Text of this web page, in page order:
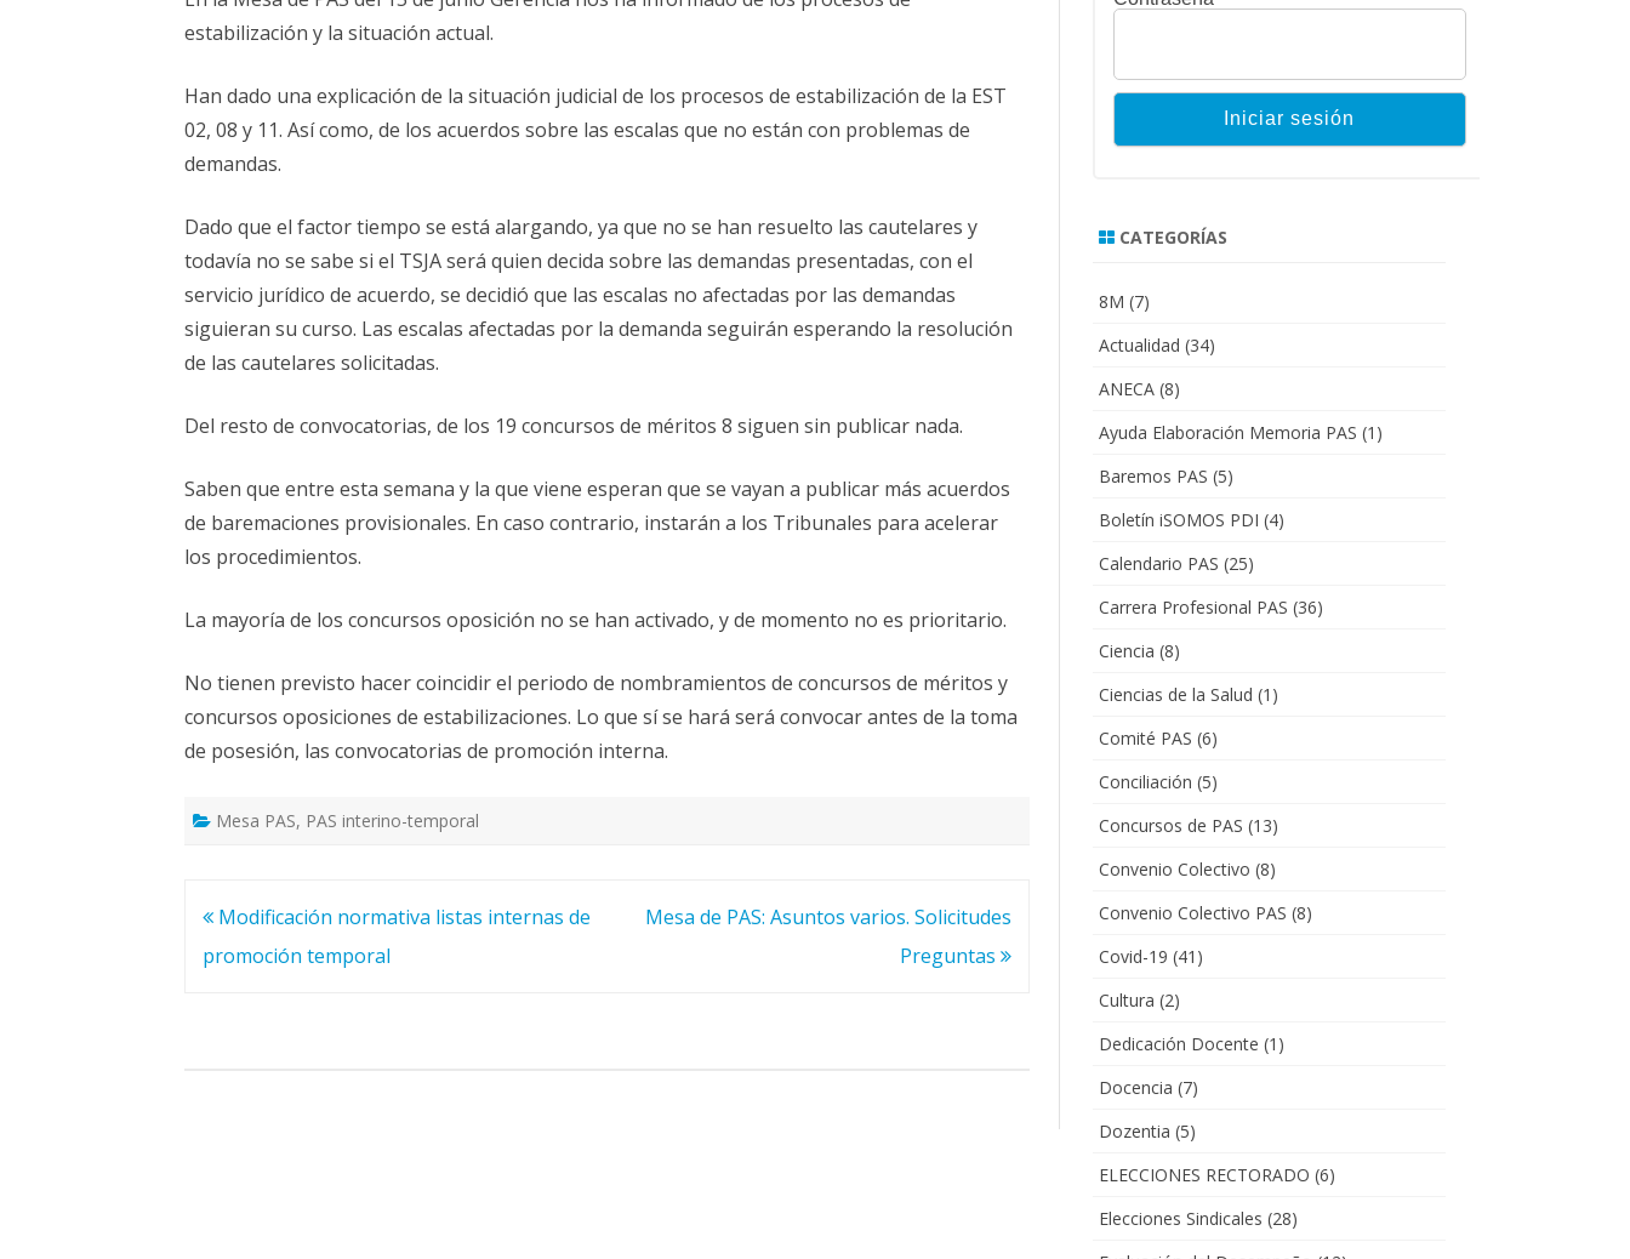
PUBLICACIONES
ESTATUTOS
situación
estabilización y la situación actual.
Han dado una explicación de la situación judicial de los procesos de estabilización de la EST
02, 08 y 11. Así como, de los acuerdos sobre las escalas que no están con problemas de
demandas.
Dado que el factor tiempo se está alargando, ya que no se han resuelto las cautelares y
todavía no se sabe si el TSJA será quien decida sobre las demandas presentadas, con el
servicio jurídico de acuerdo, se decidió que las escalas no afectadas por las demandas
siguieran su curso. Las escalas afectadas por la demanda seguirán esperando la resolución
de las cautelares solicitadas.
Del resto de convocatorias, de los 19 concursos de méritos 8 siguen sin publicar nada.
Saben que entre esta semana y la que viene esperan que se vayan a publicar más acuerdos
de baremaciones provisionales. En caso contrario, instarán a los Tribunales para acelerar
los procedimientos.
La mayoría de los concursos oposición no se han activado, y de momento no es prioritario.
No tienen previsto hacer coincidir el periodo de nombramientos de concursos de méritos y
concursos oposiciones de estabilizaciones. Lo que sí se hará será convocar antes de la toma
de posesión, las convocatorias de promoción interna.
Mesa PAS, PAS interino-temporal
Navegación
de
Modificación normativa listas internas de
promoción temporal
Mesa de PAS: Asuntos varios. Solicitudes
Preguntas
CATEGORÍAS
8M (7)
Actualidad (34)
ANECA(8)
Ayuda Elaboración Memoria PAS (1)
Baremos PAS (5)
Boletín iSOMOS PDI (4)
Calendario PAS (25)
Carrera Profesional PAS (36)
Ciencia (8)
Ciencias de la Salud (1)
Comité PAS (6)
Conciliación (5)
Concursos de PAS (13)
Convenio Colectivo (8)
Convenio Colectivo PAS (8)
Covid-19 (41)
Cultura (2)
Dedicación Docente (1)
Docencia (7)
Dozentia (5)
ELECCIONES RECTORADO (6)
Elecciones Sindicales (28)